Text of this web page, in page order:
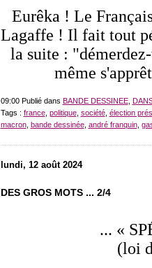
Eurêka ! Le
Lagaffe ! Il fait tout
la suite :
même
09:00 Publié dans BANDE DESSINEE,
Tags : france, politique, société, élection
macron, bande dessinée, andré franquin,
lundi, 12 août 2024
DES GROS MOTS ... 2/4
... «
(loi